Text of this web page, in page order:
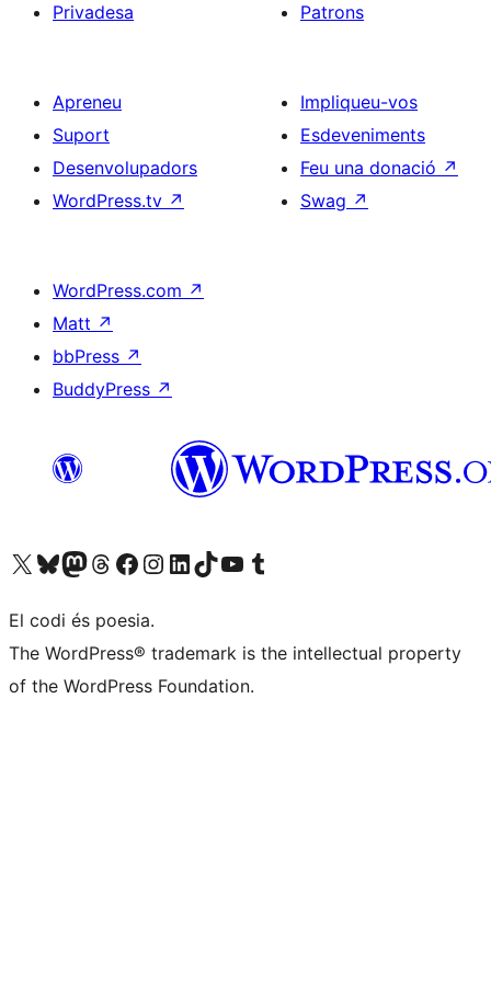
Privadesa
Patrons
Apreneu
Suport
Desenvolupadors
WordPress.tv ↗
Impliqueu-vos
Esdeveniments
Feu una donació ↗
Swag ↗
WordPress.com ↗
Matt ↗
bbPress ↗
BuddyPress ↗
Visiteu el nostre compte X (abans Twitter)
Visiteu el nostre compte de Bluesky
Visiteu el nostre compte al Mastodon
Visiteu el nostre compte de Threads
Visiteu la nostra pàgina al Facebook
Visiteu el nostre compte d'Instagram
Visiteu el nostre compte de LinkedIn
Visiteu el nostre compte de TikTok
Visiteu el nostre canal al YouTube
Visiteu el nostre compte de Tumblr
El codi és poesia.
The WordPress® trademark is the intellectual property
of the WordPress Foundation.